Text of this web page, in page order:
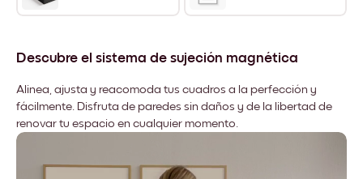
Descubre el sistema de sujeción magnética
Alinea, ajusta y reacomoda tus cuadros a la perfección y
fácilmente. Disfruta de paredes sin daños y de la libertad de
renovar tu espacio en cualquier momento.